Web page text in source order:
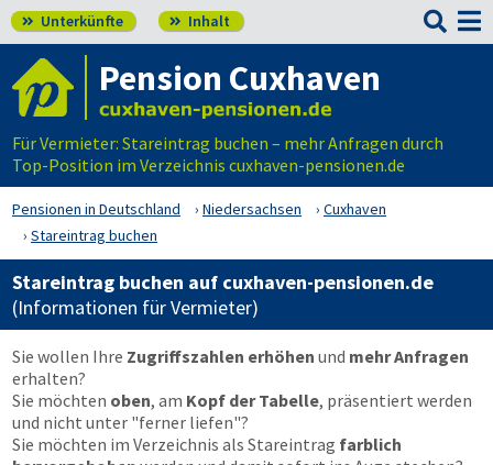
 Unterkünfte  Inhalt 
Pension Cuxhaven
Für Vermieter: Stareintrag buchen – mehr Anfragen durch
Top-Position im Verzeichnis cuxhaven-pensionen.de
Pensionen in Deutschland Niedersachsen
Cuxhaven
Stareintrag buchen
Stareintrag buchen auf cuxhaven-pensionen.de
(Informationen für Vermieter)
Sie wollen Ihre Zugriffszahlen erhöhen und mehr Anfragen
erhalten?
Sie möchten oben, am Kopf der Tabelle, präsentiert werden
und nicht unter "ferner liefen"?
Sie möchten im Verzeichnis als Stareintrag farblich